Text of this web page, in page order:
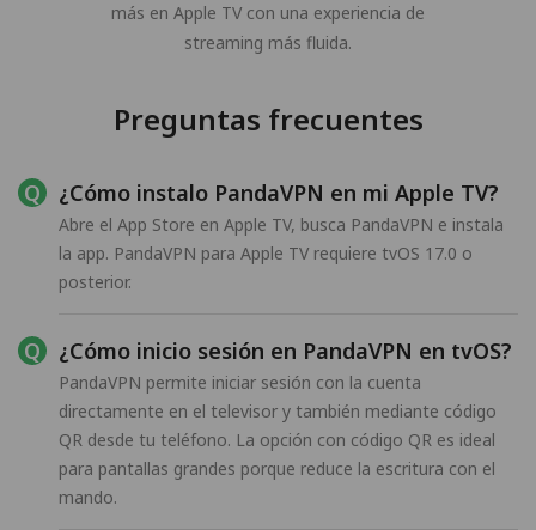
más en Apple TV con una experiencia de
streaming más fluida.
Preguntas frecuentes
¿Cómo instalo PandaVPN en mi Apple TV?
Abre el App Store en Apple TV, busca PandaVPN e instala
la app. PandaVPN para Apple TV requiere tvOS 17.0 o
posterior.
¿Cómo inicio sesión en PandaVPN en tvOS?
PandaVPN permite iniciar sesión con la cuenta
directamente en el televisor y también mediante código
QR desde tu teléfono. La opción con código QR es ideal
para pantallas grandes porque reduce la escritura con el
mando.